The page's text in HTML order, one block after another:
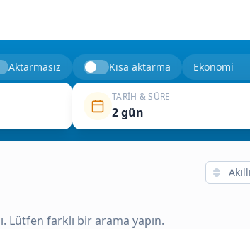
Aktarmasız Kısa aktarma
TARIH & SÜRE
2 gün
Lütfen farklı bir arama yapın.